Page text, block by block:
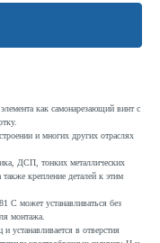
как самонарезающий винт с
и многих других отраслях
ДСП, тонких металлических
крепление деталей к этим
С может устанавливаться без
монтажа.
устанавливается в отверстия